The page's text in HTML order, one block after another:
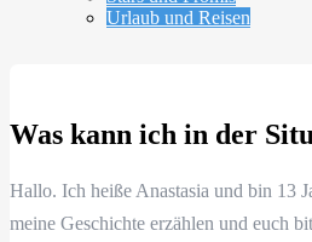
Urlaub und Reisen
Was kann ich in der
Hallo. Ich heiße Anastasia und bin 13
meine Geschichte erzählen und euch